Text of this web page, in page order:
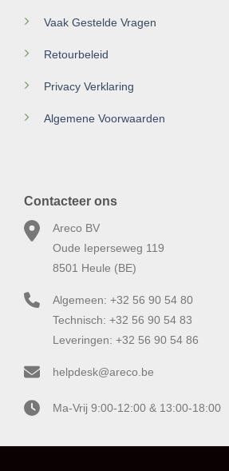
Vaak Gestelde Vragen
Retourbeleid
Privacy Verklaring
Algemene Voorwaarden
Contacteer ons
Areco BV
Oude Ieperseweg 119
8501 Heule (BE)
Algemeen: +32 56 90 54 80
Technisch: +32 56 90 54 83
Leveringen: +32 56 90 54 86
helpdesk@areco.be
Ma-Vrij 9:00-12:00 & 13:00-18:00